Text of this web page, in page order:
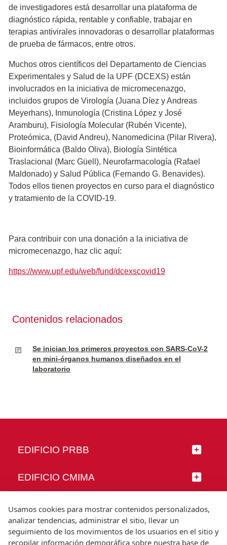
de investigadores está desarrollar una plataforma de
diagnóstico rápida, rentable y confiable, trabajar en
terapias antivirales innovadoras o desarrollar plataformas
de prueba de fármacos, entre otros.
Muchos otros científicos del Departamento de Ciencias
Experimentales y Salud de la UPF (DCEXS) están
involucrados en la iniciativa de micromecenazgo,
incluidos grupos de Virología (Juana Díez y Andreas
Meyerhans), Inmunología (Cristina López y José
Aramburu), Fisiología Molecular (Rubén Vicente),
Proteómica, (David Andreu), Nanomedicina (Pilar Rivera),
Bioinformática (Baldo Oliva), Biología Sintética
Traslacional (Marc Güell), Neurofarmacología (Rafael
Maldonado) y Salud Pública (Fernando G. Benavides).
Todos ellos tienen proyectos en curso para el diagnóstico
y tratamiento de la COVID-19.
Para contribuir con una donación a la iniciativa de
micromecenazgo, haz clic aquí:
https://www.upf.edu/web/fund/dcexscovid19
Contenidos relacionados
Se inician los primeros proyectos con SARS-CoV-2
en mini-órganos humanos diseñados en el
laboratorio
EDIFICIO PRBB
EDIFICIO CMIMA
SÍGUENOS
Usamos cookies para mostrar contenidos personalizados,
analizar tendencias, administrar el sitio, llevar un
seguimiento de los movimientos de los usuarios en el sitio y
recopilar información demográfica sobre nuestra base de